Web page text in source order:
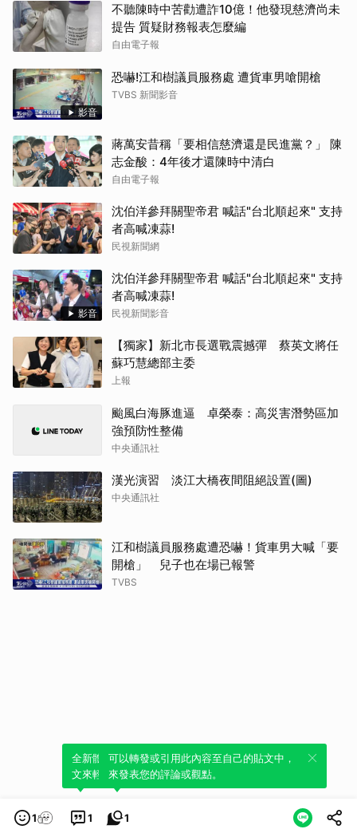
不聽陳時中苦勸遭詐10億！他發現慈濟尚未
提告 質疑財務報表怎麼編
自由電子報
影音
恐嚇!江和樹議員服務處 遭貨車男嗆開槍
TVBS 新聞影音
蔣萬安昔稱「要相信慈濟還是民進黨？」 陳
志金酸：4年後才還陳時中清白
自由電子報
沈伯洋參拜關聖帝君 喊話"台北順起來" 支持
者高喊凍蒜!
民視新聞網
影音
沈伯洋參拜關聖帝君 喊話"台北順起來" 支持
者高喊凍蒜!
民視新聞影音
【獨家】新北市長選戰震撼彈 蔡英文將任
蘇巧慧總部主委
上報
颱風白海豚進逼 卓榮泰：高災害潛勢區加
強預防性整備
中央通訊社
漢光演習 淡江大橋夜間阻絕設置(圖)
中央通訊社
江和樹議員服務處遭恐嚇！貨車男大喊「要
開槍」 兒子也在場已報警
TVBS
1 1
全新體驗！一鍵引用此內容，透過發布貼
文來輕鬆表達個人立場。
1
可以轉發或引用此內容至自己的貼文中，
來發表您的評論或觀點。